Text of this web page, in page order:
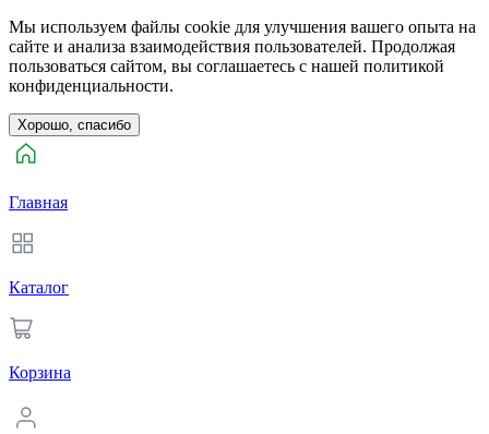
Мы используем файлы cookie для улучшения вашего опыта на
сайте и анализа взаимодействия пользователей. Продолжая
пользоваться сайтом, вы соглашаетесь с нашей политикой
конфиденциальности.
Хорошо, спасибо
Главная
Каталог
Корзина